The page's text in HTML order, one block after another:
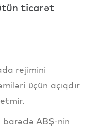
ticarət
rejimini
üçün açıqdır
ABŞ-nin